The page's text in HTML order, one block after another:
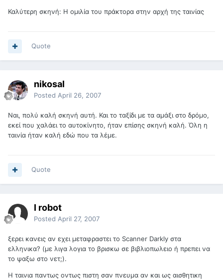
Καλύτερη σκηνή: Η ομιλία του πράκτορα στην αρχή της ταινίας
Quote
nikosal
Posted April 26, 2007
Ναι, πολύ καλή σκηνή αυτή. Και το ταξίδι με τα αμάξι στο δρόμο,
εκεί που χαλάει το αυτοκίνητο, ήταν επίσης σκηνή καλή. Όλη η
ταινία ήταν καλή εδώ που τα λέμε.
Quote
I robot
Posted April 27, 2007
ξερει κανεις αν εχει μεταφραστει το Scanner Darkly στα
ελληνικα? (με λιγα λογια το βρισκω σε βιβλιοπωλειο ή πρεπει να
το ψαξω στο νετ;).
Η ταινια παντως οντως πιστη σαν πνευμα αν και ως αισθητικη